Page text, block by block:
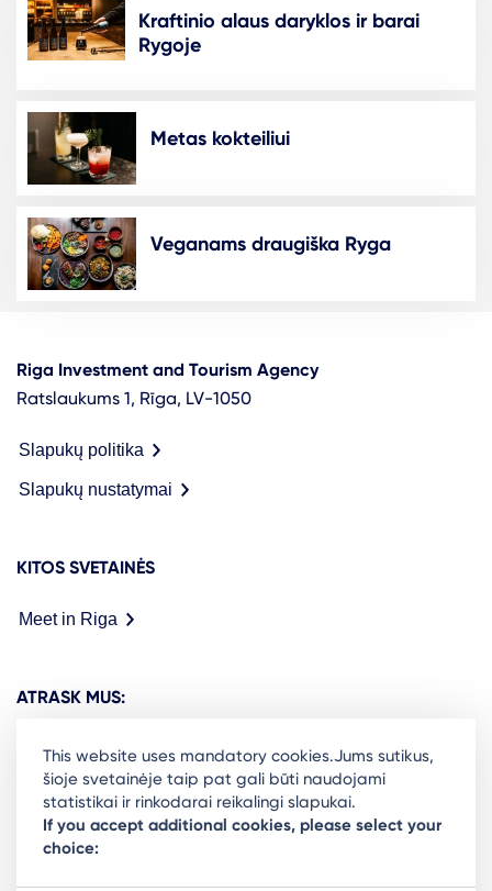
Kraftinio alaus daryklos ir barai
Rygoje
Metas kokteiliui
Veganams draugiška Ryga
Riga Investment and Tourism Agency
Ratslaukums 1, Rīga, LV-1050
Slapukų politika
Slapukų nustatymai
KITOS SVETAINĖS
Meet in Riga
ATRASK MUS:
Ready to stay in the loop on Rigas business
community? Subscribe to our newsletter.
This website uses mandatory cookies.Jums sutikus,
šioje svetainėje taip pat gali būti naudojami
statistikai ir rinkodarai reikalingi slapukai.
If you accept additional cookies, please select your
choice: